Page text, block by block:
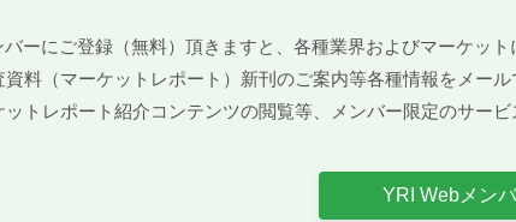
バーにご登録（無料）頂きますと、各種業界およびマーケッ
資料（マーケットレポート）新刊のご案内等各種情報をメール
ットレポート紹介コンテンツの閲覧等、メンバー限定のサービ
YRI Webメン